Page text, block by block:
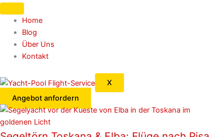
Home
Blog
Über Uns
Kontakt
X
Angebot anfordern